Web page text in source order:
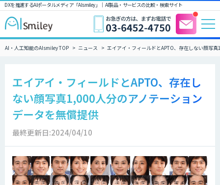
DXを推進するAIポータルメディア「AIsmiley」｜ AI製品・サービスの比較・検索サイト
AI・人工知能のAIsmiley TOP ニュース エイアイ・フィールドとAPTO、存在しない顔写
エイアイ・フィールドとAPTO、存在し
ない顔写真1,000人分のアノテーション
データを無償提供
最終更新日:2024/04/10